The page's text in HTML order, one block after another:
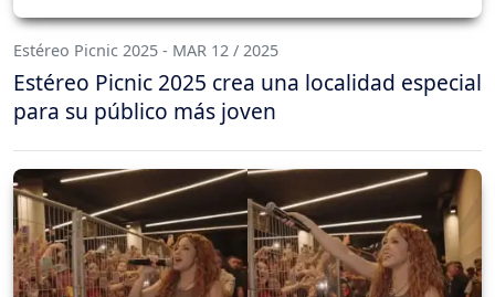
Estéreo Picnic 2025 - MAR 12 / 2025
Estéreo Picnic 2025 crea una localidad especial
para su público más joven